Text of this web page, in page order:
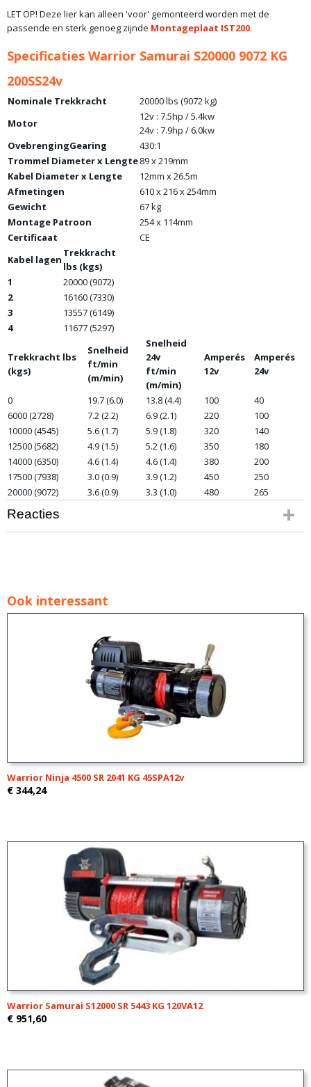
LET OP! Deze lier kan alleen 'voor' gemonteerd worden met de
passende en sterk genoeg zijnde Montageplaat IST200.
Specificaties Warrior Samurai S20000 9072 KG
200SS24v
Nominale Trekkracht
20000 lbs (9072 kg)
Motor
12v : 7.5hp / 5.4kw
24v : 7.9hp / 6.0kw
OvebrengingGearing
430:1
Trommel Diameter x Lengte89 x 219mm
Kabel Diameter x Lengte
12mm x 26.5m
Afmetingen
610 x 216 x 254mm
Gewicht
67 kg
Montage Patroon
254 x 114mm
Certificaat
CE
Kabel lagen
Trekkracht
lbs (kgs)
1
20000 (9072)
2
16160 (7330)
3
13557 (6149)
4
11677 (5297)
Trekkracht lbs
(kgs)
Snelheid
ft/min
(m/min)
Snelheid
24v
ft/min
(m/min)
Amperés
12v
Amperés
24v
0 19.7 (6.0) 13.8 (4.4) 100
40
6000 (2728)
7.2 (2.2) 6.9 (2.1) 220
100
10000 (4545)
5.6 (1.7) 5.9 (1.8) 320
140
12500 (5682)
4.9 (1.5) 5.2 (1.6) 350
180
14000 (6350)
4.6 (1.4) 4.6 (1.4) 380
200
17500 (7938)
3.0 (0.9) 3.9 (1.2) 450
250
20000 (9072)
3.6 (0.9) 3.3 (1.0) 480 265
Reacties
Ook interessant
Warrior Ninja 4500 SR 2041 KG 45SPA12v
€ 344,24
Warrior Samurai S12000 SR 5443 KG 120VA12
€ 951,60